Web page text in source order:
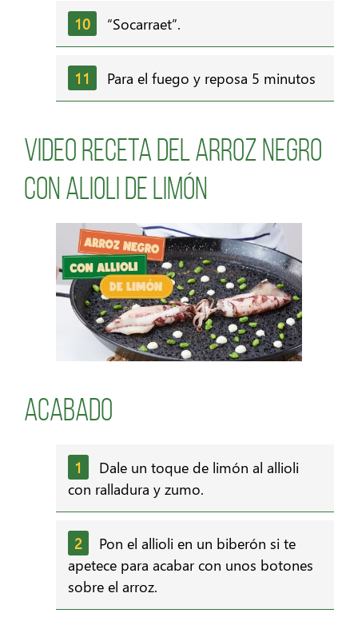
“Socarraet”.
Para el fuego y reposa 5 minutos
Video receta del Arroz Negro
con Alioli de Limón
Acabado
Dale un toque de limón al allioli
con ralladura y zumo.
Pon el allioli en un biberón si te
apetece para acabar con unos botones
sobre el arroz.